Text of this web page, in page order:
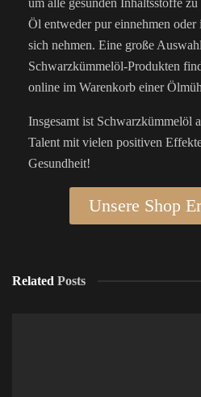
Öl entweder pur einnehmen
sich nehmen. Eine große
Schwarzkümmelöl-Produkten
online im Warenkorb einer
Insgesamt ist Schwarzkümmelöl
Talent mit vielen positiven
Gesundheit!
Unsere Shop
Related Posts